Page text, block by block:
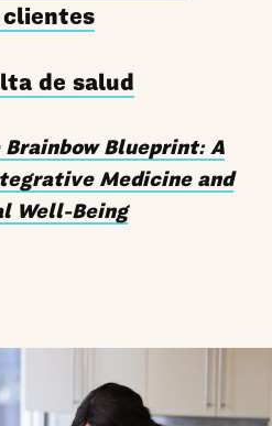
de salud
Brainbow Blueprint: A
Medicine and
Well-Being